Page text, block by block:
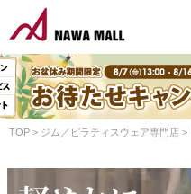
TOP ジム／ピラティスウェア専門店